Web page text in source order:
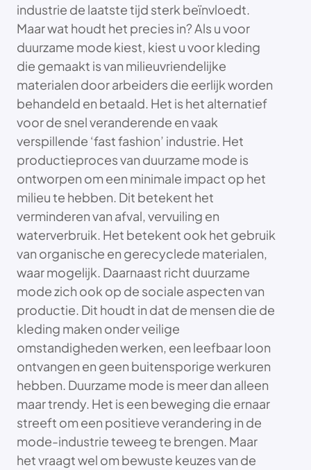
industrie de laatste tijd sterk beïnvloedt.
Maar wat houdt het precies in? Als u voor
duurzame mode kiest, kiest u voor kleding
die gemaakt is van milieuvriendelijke
materialen door arbeiders die eerlijk worden
behandeld en betaald. Het is het alternatief
voor de snel veranderende en vaak
verspillende ‘fast fashion’ industrie. Het
productieproces van duurzame mode is
ontworpen om een minimale impact op het
milieu te hebben. Dit betekent het
verminderen van afval, vervuiling en
waterverbruik. Het betekent ook het gebruik
van organische en gerecyclede materialen,
waar mogelijk. Daarnaast richt duurzame
mode zich ook op de sociale aspecten van
productie. Dit houdt in dat de mensen die de
kleding maken onder veilige
omstandigheden werken, een leefbaar loon
ontvangen en geen buitensporige werkuren
hebben. Duurzame mode is meer dan alleen
maar trendy. Het is een beweging die ernaar
streeft om een positieve verandering in de
mode-industrie teweeg te brengen. Maar
het vraagt wel om bewuste keuzes van de